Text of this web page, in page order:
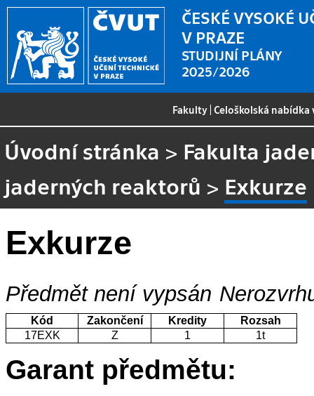
ČESKÉ VYSOKÉ
V PRAZE
STUDIJNÍ PLÁNY
2025/2026
Fakulty |Celoškolská
Úvodní stránka > Fakulta
jaderných reaktorů > Exkurze
Exkurze
Předmět není vypsán
Kód Zakončení Kredity
Rozsah
17EXK
Z 1 1t
Garant předmětu: